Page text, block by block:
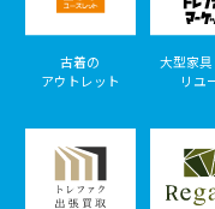
古着の
アウトレット
大型家
リユ